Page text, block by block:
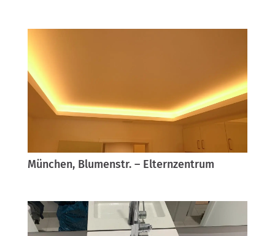
München, Blumenstr. – Elternzentrum